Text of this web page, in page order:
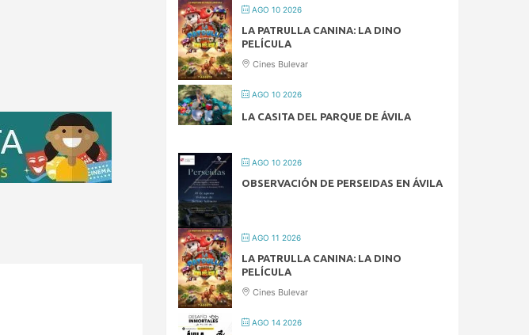
AGO 10 2026
LA PATRULLA CANINA: LA DINO
PELÍCULA
Cines Bulevar
AGO 10 2026
LA CASITA DEL PARQUE DE ÁVILA
AGO 10 2026
OBSERVACIÓN DE PERSEIDAS EN ÁVILA
AGO 11 2026
LA PATRULLA CANINA: LA DINO
PELÍCULA
Cines Bulevar
AGO 14 2026